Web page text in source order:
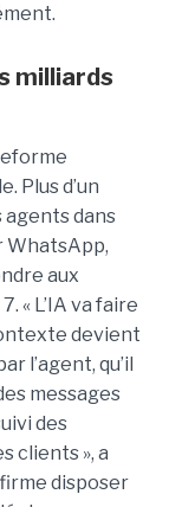
milliards
Plus d’un
agents dans
WhatsApp,
aux
« L’IA va faire
devient
l’agent, qu’il
messages
des
clients », a
disposer